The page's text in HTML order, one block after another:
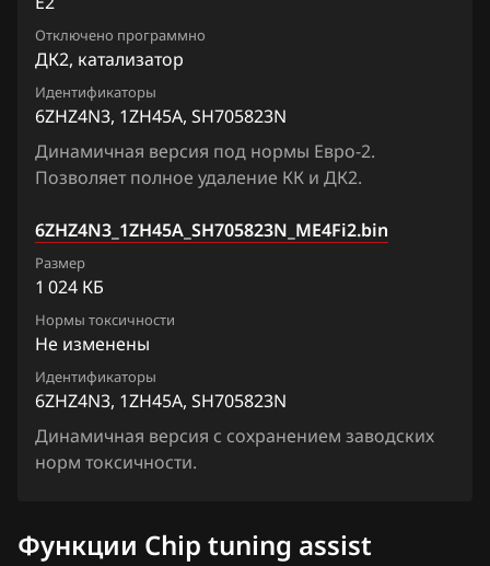
Chrysler
Citroen
Dacia
DAF
Derways
Dodge
Dongfeng
Exeed
Extreme moto
FAW
Siemens EMS 3155
Siemens EMS 3160
Siemens SID 301
Siemens SID 310
Lafesta
Liberty
Maxima
Micra, March
Murano
Note
NV200
Pathfinder
Patrol, Safari
Presage
Primera
Quest
Отключено программно
ДК2, катализатор
Идентификаторы
6ZHZ4N3, 1ZH45A, SH705823N
Динамичная версия под нормы Евро-2.
Позволяет полное удаление КК и ДК2.
6ZHZ4N3_1ZH45A_SH705823N_ME4Fi2.bin
Размер
1 024 КБ
Нормы токсичности
Не изменены
Идентификаторы
6ZHZ4N3, 1ZH45A, SH705823N
Динамичная версия с сохранением заводских
норм токсичности.
Функции Chip tuning assist